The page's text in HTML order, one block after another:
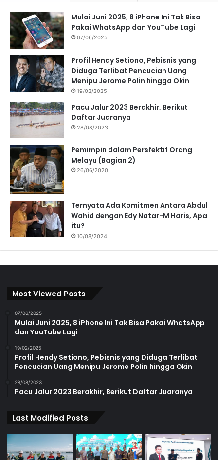
Mulai Juni 2025, 8 iPhone Ini Tak Bisa
Pakai WhatsApp dan YouTube Lagi
07/06/2025
Profil Hendy Setiono, Pebisnis yang
Diduga Terlibat Pencucian Uang
Menipu Jerome Polin hingga Okin
19/02/2025
Pacu Jalur 2023 Berakhir, Berikut
Daftar Juaranya
28/08/2023
Pemimpin dalam Persfektif Orang
Melayu (Bagian 2)
26/06/2020
Ternyata Ada Komitmen Antara Abdul
Wahid dengan Edy Natar-M Haris, Apa
itu?
10/08/2024
Most Viewed Posts
07/06/2025
Mulai Juni 2025, 8 iPhone Ini Tak Bisa Pakai WhatsApp
dan YouTube Lagi
19/02/2025
Profil Hendy Setiono, Pebisnis yang Diduga Terlibat
Pencucian Uang Menipu Jerome Polin hingga Okin
28/08/2023
Pacu Jalur 2023 Berakhir, Berikut Daftar Juaranya
Last Modified Posts